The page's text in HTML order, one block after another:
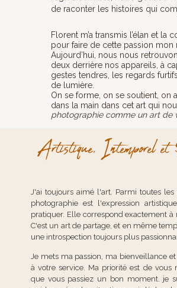
de raconter les histoires qui
Florent m’a transmis l’élan et la
pour faire de cette passion mon
Aujourd’hui, nous nous
deux derrière nos appareils, à
gestes tendres, les regards
de lumière.
On se forme, on se soutient, on
dans la main dans cet art qui
photographie comme un art de
Artistique, Intemporelet
J'ai toujours aimé l'art. Parmi toutes
photographie est l'expression
pratiquer. Elle correspond exactement à
C'est un art de partage, et en même
une introspection toujours plus
Je mets ma passion, ma bienveillance
à votre service. Ma priorité est de vous
que vous passiez un bon moment. je